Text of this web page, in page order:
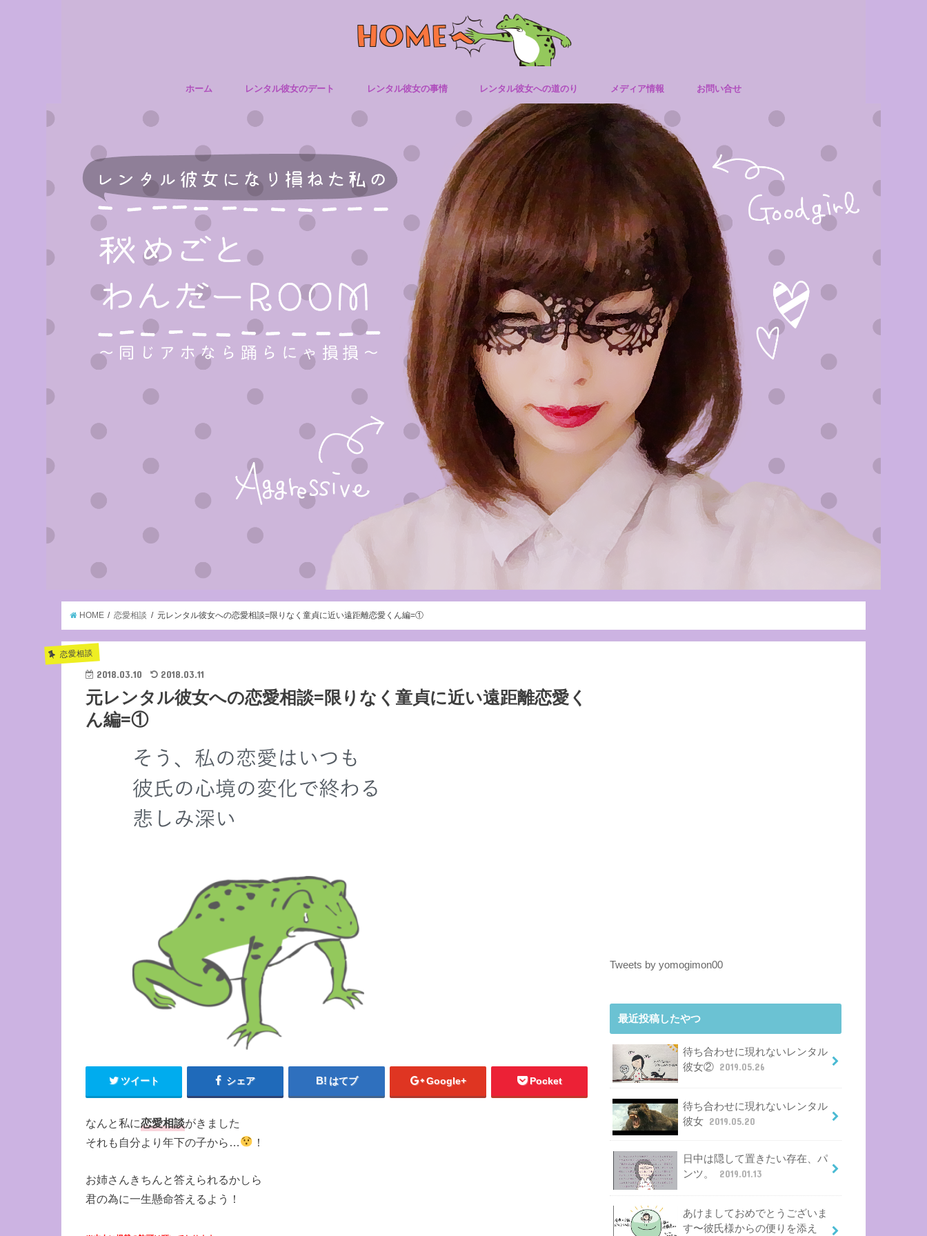
ホーム レンタル彼女のデート レンタル彼女の事情
レンタル彼女体験談
レンタル彼女への道のり メディア情報 お問い合せ
HOME 恋愛相談 元レンタル彼女への恋愛相談=限りなく童貞に近い遠距離恋愛くん編=①
恋愛相談
2018.03.10 2018.03.11
元レンタル彼女への恋愛相談=限りなく童貞に近い遠距離恋愛く
ん編=①
ツイート シェア はてブ Google+ Pocket
なんと私に恋愛相談がきました
それも自分より年下の子から…
！
お姉さんきちんと答えられるかしら
君の為に一生懸命答えるよう！
Tweets by yomogimon00
最近投稿したやつ
待ち合わせに現れないレンタル
彼女② 2019.05.26
待ち合わせに現れないレンタル
彼女 2019.05.20
日中は隠して置きたい存在、パ
ンツ。
2019.01.13
あけましておめでとうございま
す〜彼氏様からの便りを添え